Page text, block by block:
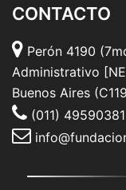
CONTACTO
Perón 4190
Administrativo
Buenos Aires
(011) 49590381